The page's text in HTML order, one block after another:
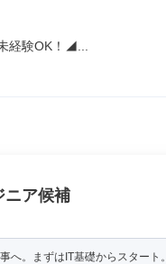
験OK！◢...
ニア候補
へ。まずはIT基礎からスタート。